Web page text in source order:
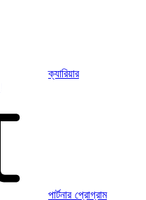
ক্যারিয়ার
পার্টনার প্রোগ্রাম